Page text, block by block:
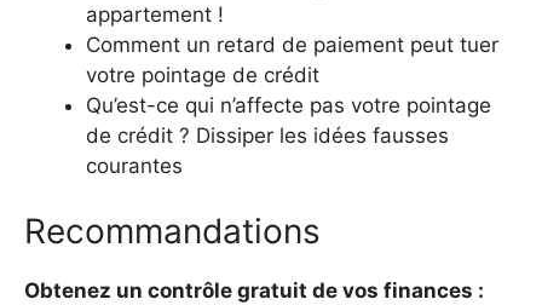
appartement !
Comment un retard de paiement peut tuer
votre pointage de crédit
Qu’est-ce qui n’affecte pas votre pointage
de crédit ? Dissiper les idées fausses
courantes
Recommandations
Obtenez un contrôle gratuit de vos finances :